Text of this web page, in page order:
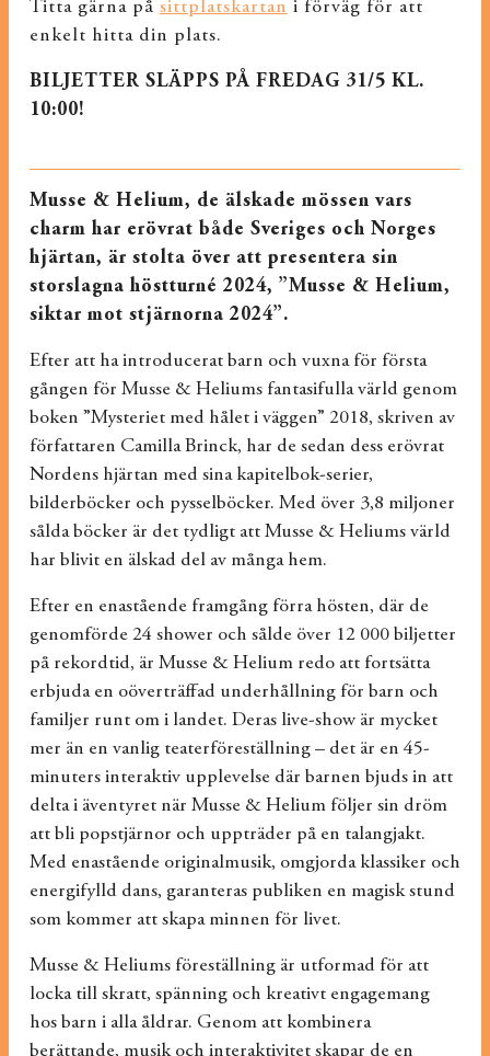
Titta gärna på sittplatskartan i förväg för att
enkelt hitta din plats.
BILJETTER SLÄPPS PÅ FREDAG 31/5 KL.
10:00!
Musse & Helium, de älskade mössen vars
charm har erövrat både Sveriges och Norges
hjärtan, är stolta över att presentera sin
storslagna höstturné 2024, ”Musse & Helium,
siktar mot stjärnorna 2024”.
Efter att ha introducerat barn och vuxna för första
gången för Musse & Heliums fantasifulla värld genom
boken ”Mysteriet med hålet i väggen” 2018, skriven av
författaren Camilla Brinck, har de sedan dess erövrat
Nordens hjärtan med sina kapitelbok-serier,
bilderböcker och pysselböcker. Med över 3,8 miljoner
sålda böcker är det tydligt att Musse & Heliums värld
har blivit en älskad del av många hem.
Efter en enastående framgång förra hösten, där de
genomförde 24 shower och sålde över 12 000 biljetter
på rekordtid, är Musse & Helium redo att fortsätta
erbjuda en oöverträffad underhållning för barn och
familjer runt om i landet. Deras live-show är mycket
mer än en vanlig teaterföreställning – det är en 45-
minuters interaktiv upplevelse där barnen bjuds in att
delta i äventyret när Musse & Helium följer sin dröm
att bli popstjärnor och uppträder på en talangjakt.
Med enastående originalmusik, omgjorda klassiker och
energifylld dans, garanteras publiken en magisk stund
som kommer att skapa minnen för livet.
Musse & Heliums föreställning är utformad för att
locka till skratt, spänning och kreativt engagemang
hos barn i alla åldrar. Genom att kombinera
berättande, musik och interaktivitet skapar de en